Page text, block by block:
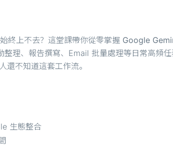
終上不去？這堂課帶你從零掌握 Google
理、報告撰寫、Email 批量處理等日常高頻
還不知道這套工作流。
生態整合